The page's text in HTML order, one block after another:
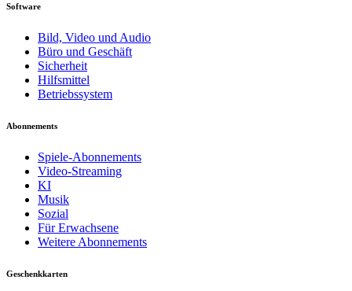
Software
Bild, Video und Audio
Büro und Geschäft
Sicherheit
Hilfsmittel
Betriebssystem
Abonnements
Spiele-Abonnements
Video-Streaming
KI
Musik
Sozial
Für Erwachsene
Weitere Abonnements
Geschenkkarten